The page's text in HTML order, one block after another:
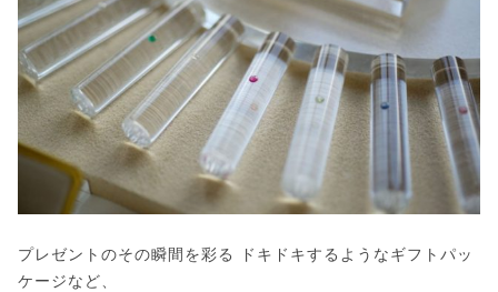
プレゼントのその瞬間を彩る ドキドキするようなギフトパッ
ケージなど、